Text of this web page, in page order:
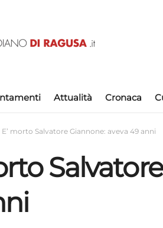
Attualità Cronaca
E’ morto Salvatore Giannone: aveva 49 anni